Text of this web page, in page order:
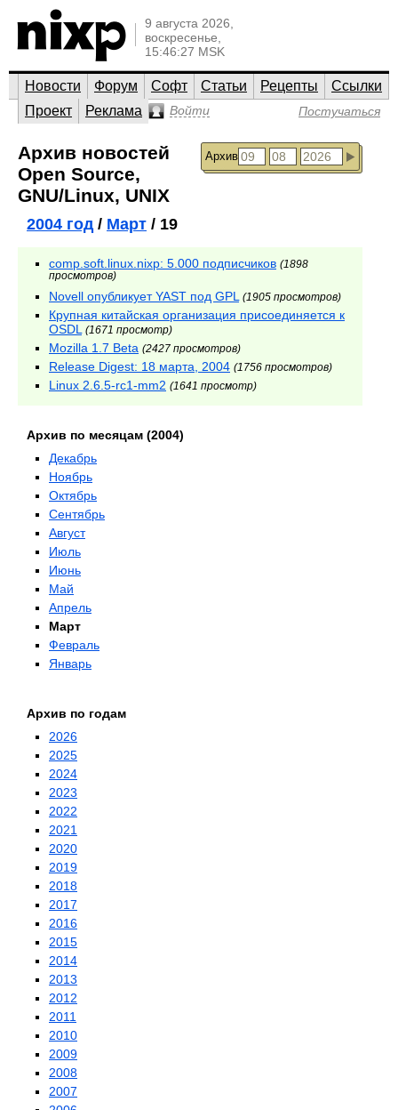
9 августа 2026,
воскресенье,
15:46:27 MSK
Новости Форум Софт Статьи Рецепты
Ссылки
Проект
Реклама Войти Постучаться
Архив
Архив новостей
Open Source,
GNU/Linux, UNIX
2004 год/ Март / 19
comp.soft.linux.nixp: 5.000 подписчиков (1898
просмотров)
Novell опубликует YAST под GPL
(1905 просмотров)
Крупная китайская организация присоединяется к
OSDL
(1671 просмотр)
Mozilla 1.7 Beta (2427 просмотров)
Release Digest: 18 марта, 2004 (1756 просмотров)
Linux 2.6.5-rc1-mm2 (1641 просмотр)
Архив по месяцам (2004)
Декабрь
Ноябрь
Октябрь
Сентябрь
Август
Июль
Июнь
Май
Апрель
Март
Февраль
Январь
Архив по годам
2026
2025
2024
2023
2022
2021
2020
2019
2018
2017
2016
2015
2014
2013
2012
2011
2010
2009
2008
2007